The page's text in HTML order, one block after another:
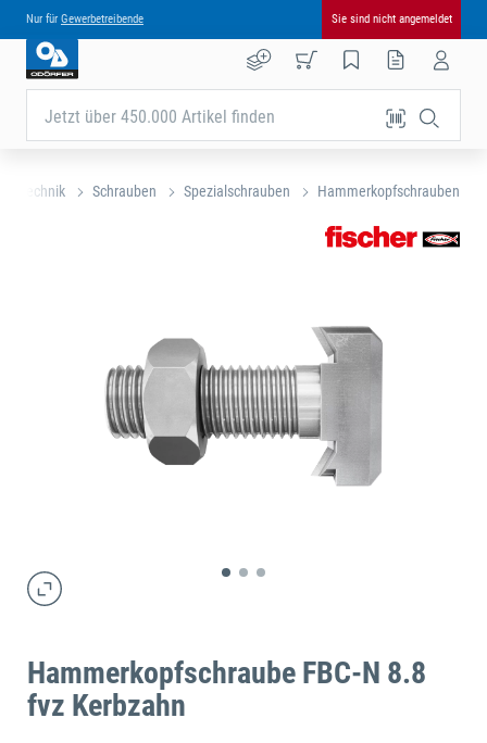
Nur für Gewerbetreibende Sie sind nicht angemeldet
Jetzt über 450.000 Artikel finden
Schrauben Spezialschrauben Hammerkopfschrauben
Hammerkopfschraube FBC-N 8.8
fvz Kerbzahn